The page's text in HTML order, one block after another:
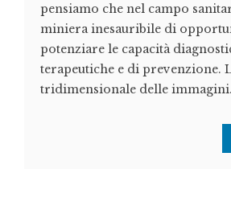
pensiamo che nel campo
miniera inesauribile di
potenziare le capacità
terapeutiche e di prevenzione.
tridimensionale delle